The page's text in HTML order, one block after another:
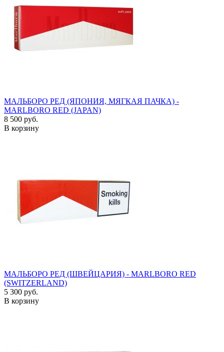
МАЛЬБОРО РЕД (ЯПОНИЯ, МЯГКАЯ ПАЧКА) -
MARLBORO RED (JAPAN)
8 500 руб.
В корзину
МАЛЬБОРО РЕД (ШВЕЙЦАРИЯ) - MARLBORO RED
(SWITZERLAND)
5 300 руб.
В корзину